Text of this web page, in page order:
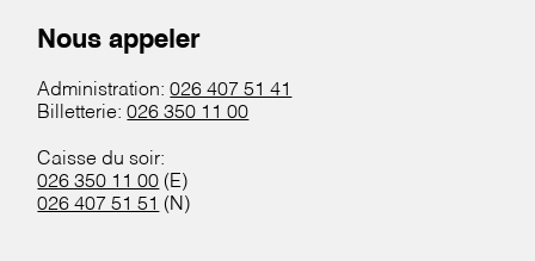
Nous appeler
Administration:026 407 51 41
Billetterie:026 350 11 00
Caisse du soir:
026 350 11 00 (E)
026 407 51 51 (N)